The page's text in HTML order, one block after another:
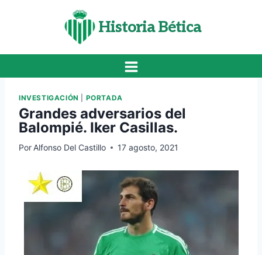
Historia Bética
INVESTIGACIÓN PORTADA
Grandes adversarios del
Balompié. Iker Casillas.
Por Alfonso Del Castillo 17 agosto, 2021